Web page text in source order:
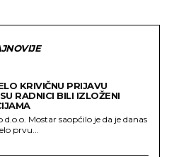
KRIVIČNU PRIJAVU
RADNICI BILI IZLOŽENI
Mostar saopćilo je da je danas
prvu...